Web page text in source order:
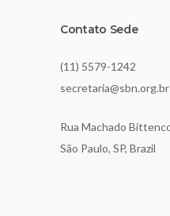
Contato Sede
(11) 5579-1242
secretaria@sbn.org.br
Rua Machado
São Paulo, SP, Brazil